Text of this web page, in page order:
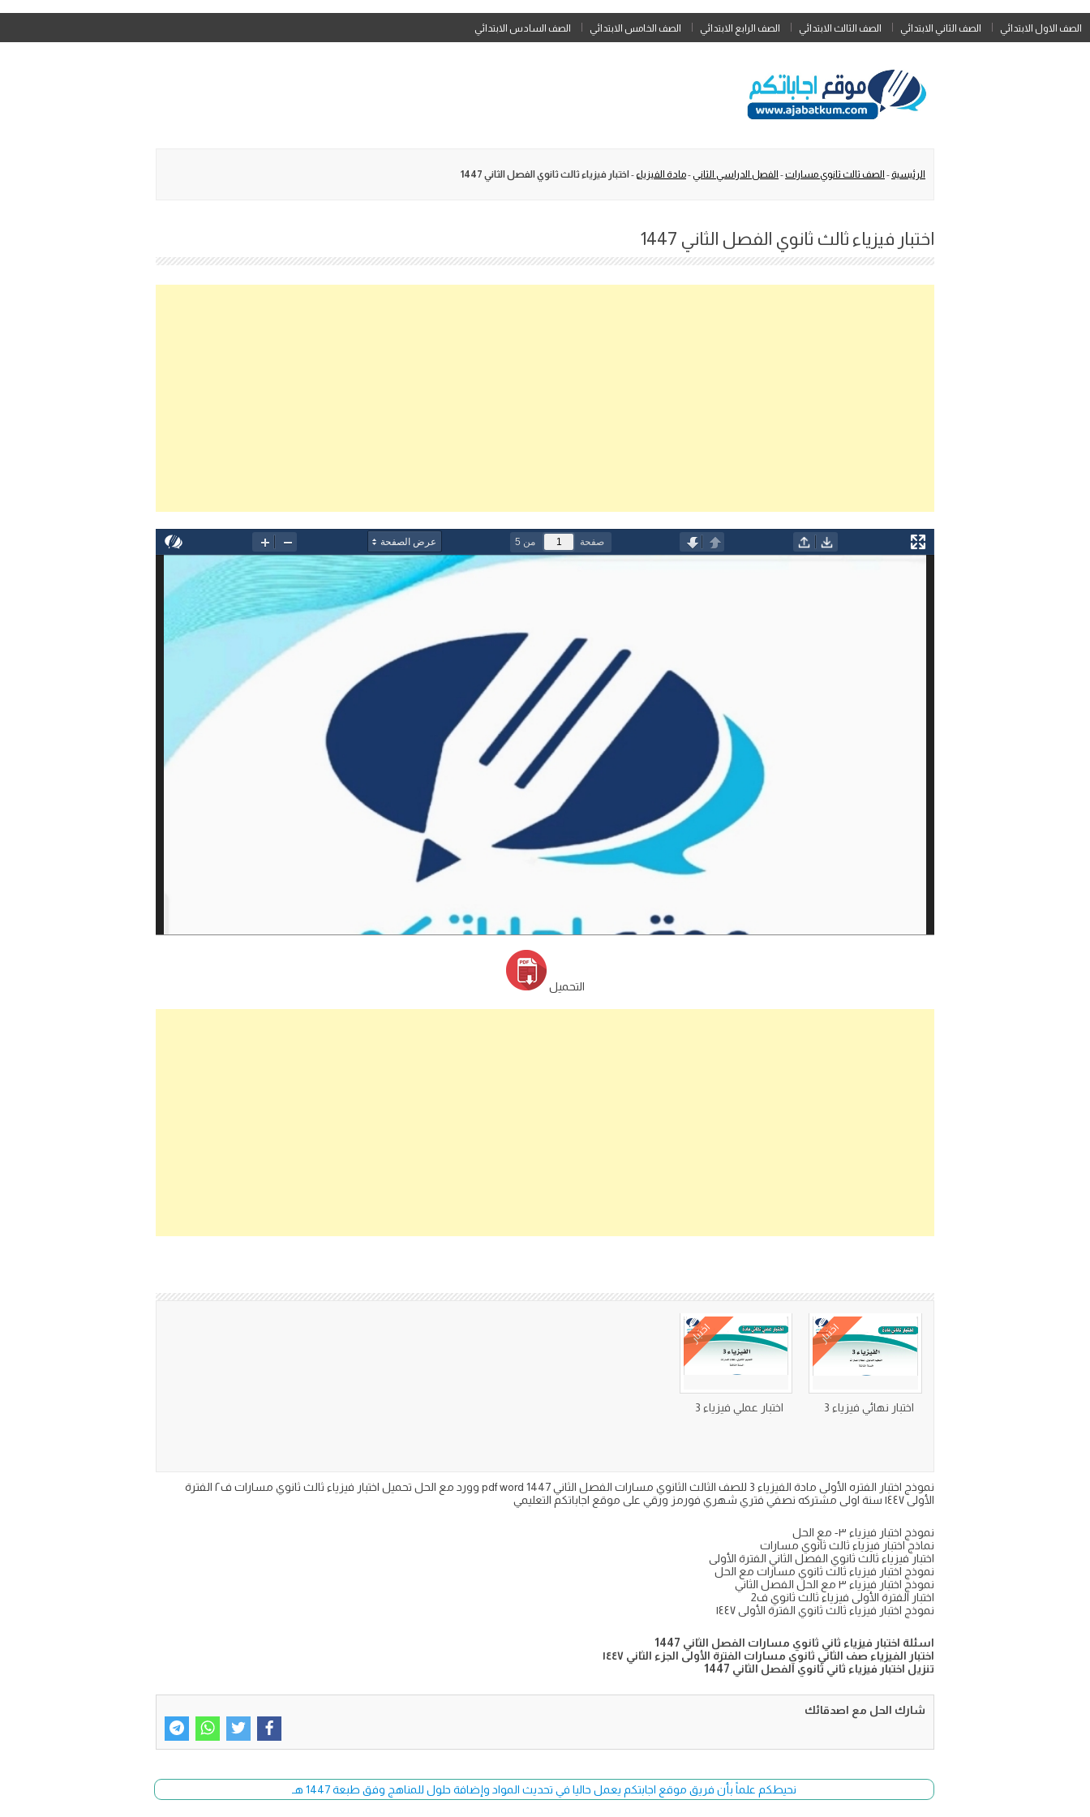
Skip
to
الصف الاول الابتدائي الصف الثاني الابتدائي الصف الثالث الابتدائي الصف الرابع الابتدائي الصف الخامس الابتدائي الصف السادس الابتدائي
الرئيسية - الصف ثالث ثانوي مسارات- الفصل الدراسي الثاني -مادة الفيزياء - اختبار فيزياء ثالث ثانوي الفصل الثاني 1447
اختبار فيزياء ثالث ثانوي الفصل الثاني 1447
التحميل
اختبار
اختبار نهائي فيزياء 3
اختبار
اختبار عملي فيزياء 3
نموذج اختبار الفتره الأولى مادة الفيزياء 3 للصف الثالث الثانوي مسارات الفصل الثاني 1447 pdf word وورد مع الحل تحميل اختبار فيزياء ثالث ثانوي مسارات ف٢ الفترة
الأولى ١٤٤٧ سنة اولى مشتركه نصفي فتري شهري فورمز ورقي على موقع اجاباتكم التعليمي
نموذج اختبار فيزياء ٣- مع الحل
نماذج اختبار فيزياء ثالث ثانوي مسارات
اختبار فيزياء ثالث ثانوي الفصل الثاني الفترة الأولى
نموذج اختبار فيزياء ثالث ثانوي مسارات مع الحل
نموذج اختبار فيزياء ٣ مع الحل الفصل الثاني
اختبار الفترة الأولى فيزياء ثالث ثانوي ف2
نموذج اختبار فيزياء ثالث ثانوي الفترة الأولى ١٤٤٧
اسئلة اختبار فيزياء ثاني ثانوي مسارات الفصل الثاني 1447
اختبار الفيزياء صف الثاني ثانوي مسارات الفترة الأولى الجزء الثاني ١٤٤٧
تنزيل اختبار فيزياء ثاني ثانوي الفصل الثاني 1447
شارك الحل مع اصدقائك
نحيطكم علماً بأن فريق موقع اجابتكم يعمل حاليا في تحديث المواد وإضافة حلول للمناهج وفق طبعة 1447 هـ